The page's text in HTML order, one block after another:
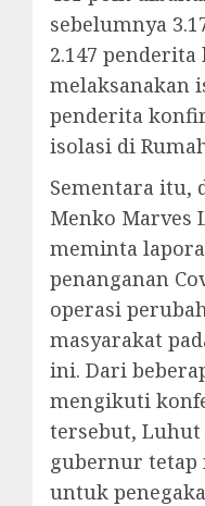
sebelumnya
2.147
melaksanakan
penderita
isolasi di
Sementara itu,
Menko Marves
meminta
penanganan
operasi
masyarakat
ini. Dari
mengikuti
tersebut,
gubernur tetap
untuk